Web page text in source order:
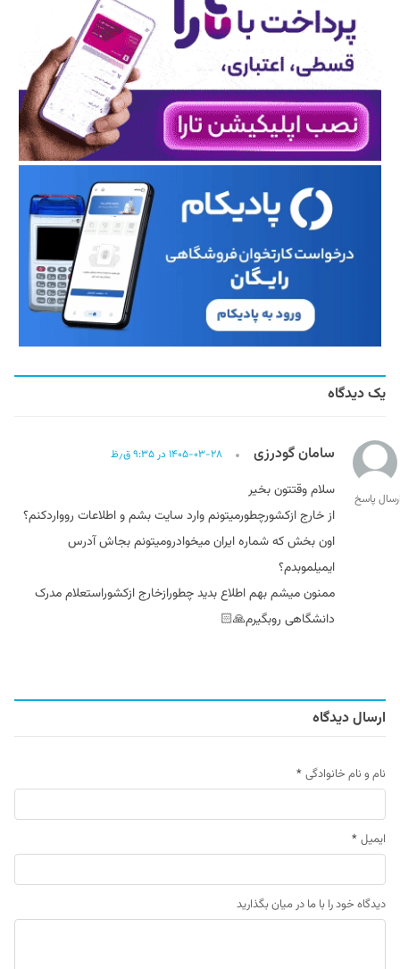
یک دیدگاه
سامان گودرزی ۱۴۰۵-۰۳-۲۸ در ۹:۳۵ ق٫ظ
سلام وقتتون بخیر
از خارج ازکشورچطورمیتونم وارد سایت بشم و اطلاعات روواردکنم؟
اون بخش که شماره ایران میخوادرومیتونم بجاش آدرس
ایمیلموبدم؟
ممنون میشم بهم اطلاع بدید چطورازخارج ازکشوراستعلام مدرک
دانشگاهی روبگیرم🙏🏻
پاسخ
ارسال دیدگاه
نام و نام خانوادگی *
ایمیل *
دیدگاه خود را با ما در میان بگذارید